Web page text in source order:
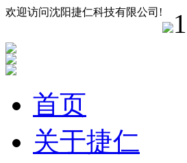
欢迎访问沈阳捷仁科技有限公司!
首页
关于捷仁